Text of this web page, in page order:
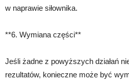
w naprawie siłownika.
**6. Wymiana części**
Jeśli żadne z powyższych działań
rezultatów, konieczne może być